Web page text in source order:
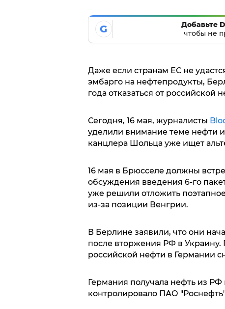
G
Добавьте
чтобы не
Даже если странам ЕС не
эмбарго на нефтепродукты,
года отказаться от российской
Сегодня, 16 мая, журналисты
уделили внимание теме нефти
канцлера Шольца уже ищет
16 мая в Брюсселе должны
обсуждения введения 6-го
уже решили отложить
из-за позиции Венгрии.
В Берлине заявили, что они
после вторжения РФ в
российской нефти в Германии
Германия получала нефть из
контролировало ПАО